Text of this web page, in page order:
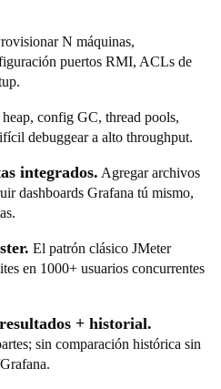
N máquinas,
puertos RMI, ACLs de
heap, config GC, thread pools,
debuggear a alto throughput.
integrados. Agregar archivos
dashboards Grafana tú mismo,
El patrón clásico JMeter
en 1000+ usuarios concurrentes
+ historial.
sin comparación histórica sin